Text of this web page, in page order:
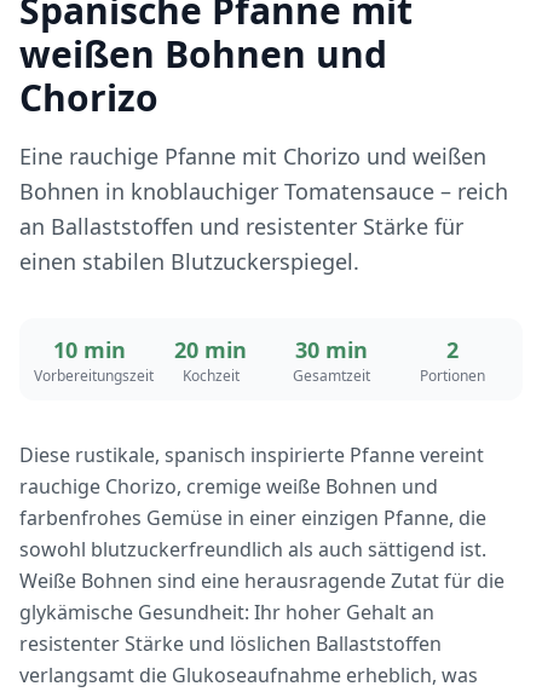
Spanische Pfanne mit
weißen Bohnen und
Chorizo
Eine rauchige Pfanne mit Chorizo und weißen
Bohnen in knoblauchiger Tomatensauce – reich
an Ballaststoffen und resistenter Stärke für
einen stabilen Blutzuckerspiegel.
10 min
Vorbereitungszeit
20 min
Kochzeit
30 min
Gesamtzeit
2
Portionen
Diese rustikale, spanisch inspirierte Pfanne vereint
rauchige Chorizo, cremige weiße Bohnen und
farbenfrohes Gemüse in einer einzigen Pfanne, die
sowohl blutzuckerfreundlich als auch sättigend ist.
Weiße Bohnen sind eine herausragende Zutat für die
glykämische Gesundheit: Ihr hoher Gehalt an
resistenter Stärke und löslichen Ballaststoffen
verlangsamt die Glukoseaufnahme erheblich, was